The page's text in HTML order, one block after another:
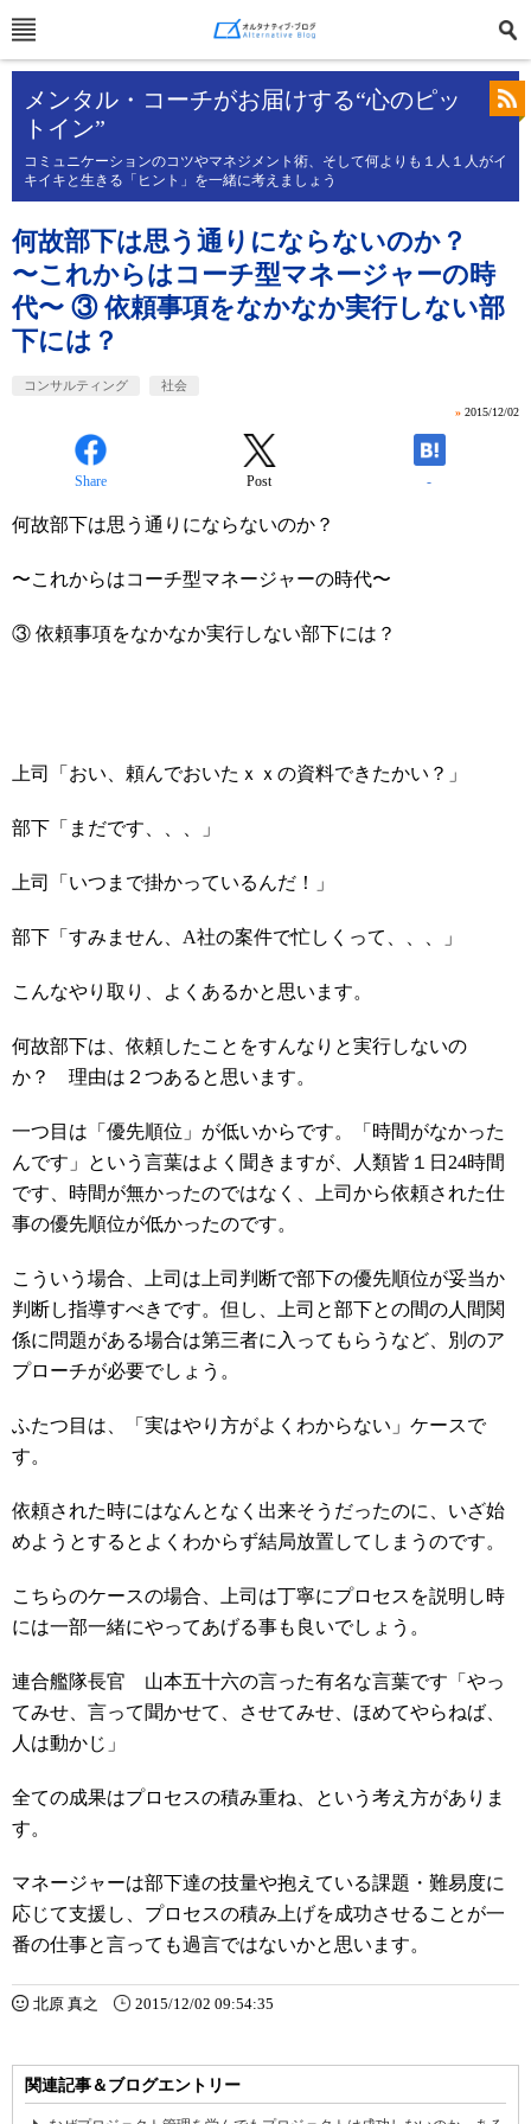
メンタル・コーチがお届けする“心のピッ
トイン”
コミュニケーションのコツやマネジメント術、そして何よりも１人１人がイ
キイキと生きる「ヒント」を一緒に考えましょう
何故部下は思う通りにならないのか？
〜これからはコーチ型マネージャーの時
代〜 ③ 依頼事項をなかなか実行しない部
下には？
コンサルティング 社会
» 2015/12/02
Share Post -
何故部下は思う通りにならないのか？
〜これからはコーチ型マネージャーの時代〜
③ 依頼事項をなかなか実行しない部下には？
上司「おい、頼んでおいたｘｘの資料できたかい？」
部下「まだです、、、」
上司「いつまで掛かっているんだ！」
部下「すみません、A社の案件で忙しくって、、、」
こんなやり取り、よくあるかと思います。
何故部下は、依頼したことをすんなりと実行しないの
か？ 理由は２つあると思います。
一つ目は「優先順位」が低いからです。「時間がなかった
んです」という言葉はよく聞きますが、人類皆１日24時間
です、時間が無かったのではなく、上司から依頼された仕
事の優先順位が低かったのです。
こういう場合、上司は上司判断で部下の優先順位が妥当か
判断し指導すべきです。但し、上司と部下との間の人間関
係に問題がある場合は第三者に入ってもらうなど、別のア
プローチが必要でしょう。
ふたつ目は、「実はやり方がよくわからない」ケースで
す。
依頼された時にはなんとなく出来そうだったのに、いざ始
めようとするとよくわからず結局放置してしまうのです。
こちらのケースの場合、上司は丁寧にプロセスを説明し時
には一部一緒にやってあげる事も良いでしょう。
連合艦隊長官 山本五十六の言った有名な言葉です「やっ
てみせ、言って聞かせて、させてみせ、ほめてやらねば、
人は動かじ」
全ての成果はプロセスの積み重ね、という考え方がありま
す。
マネージャーは部下達の技量や抱えている課題・難易度に
応じて支援し、プロセスの積み上げを成功させることが一
番の仕事と言っても過言ではないかと思います。
北原 真之 2015/12/02 09:54:35
関連記事＆ブログエントリー